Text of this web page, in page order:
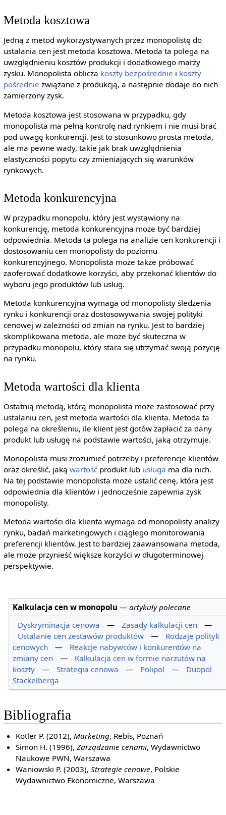
Metoda kosztowa
Jedną z metod wykorzystywanych przez monopolistę do
ustalania cen jest metoda kosztowa. Metoda ta polega na
uwzględnieniu kosztów produkcji i dodatkowego marży
zysku. Monopolista oblicza koszty bezpośrednie i koszty
pośrednie związane z produkcją, a następnie dodaje do nich
zamierzony zysk.
Metoda kosztowa jest stosowana w przypadku, gdy
monopolista ma pełną kontrolę nad rynkiem i nie musi brać
pod uwagę konkurencji. Jest to stosunkowo prosta metoda,
ale ma pewne wady, takie jak brak uwzględnienia
elastyczności popytu czy zmieniających się warunków
rynkowych.
Metoda konkurencyjna
W przypadku monopolu, który jest wystawiony na
konkurencję, metoda konkurencyjna może być bardziej
odpowiednia. Metoda ta polega na analizie cen konkurencji i
dostosowaniu cen monopolisty do poziomu
konkurencyjnego. Monopolista może także próbować
zaoferować dodatkowe korzyści, aby przekonać klientów do
wyboru jego produktów lub usług.
Metoda konkurencyjna wymaga od monopolisty śledzenia
rynku i konkurencji oraz dostosowywania swojej polityki
cenowej w zależności od zmian na rynku. Jest to bardziej
skomplikowana metoda, ale może być skuteczna w
przypadku monopolu, który stara się utrzymać swoją pozycję
na rynku.
Metoda wartości dla klienta
Ostatnią metodą, którą monopolista może zastosować przy
ustalaniu cen, jest metoda wartości dla klienta. Metoda ta
polega na określeniu, ile klient jest gotów zapłacić za dany
produkt lub usługę na podstawie wartości, jaką otrzymuje.
Monopolista musi zrozumieć potrzeby i preferencje klientów
oraz określić, jaką wartośćprodukt lub usługa ma dla nich.
Na tej podstawie monopolista może ustalić cenę, która jest
odpowiednia dla klientów i jednocześnie zapewnia zysk
monopolisty.
Metoda wartości dla klienta wymaga od monopolisty analizy
rynku, badań marketingowych i ciągłego monitorowania
preferencji klientów. Jest to bardziej zaawansowana metoda,
ale może przynieść większe korzyści w długoterminowej
perspektywie.
Kalkulacja cen w monopolu —artykuły polecane
Dyskryminacja cenowa
— Zasady kalkulacji cen
—
Ustalanie cen zestawów produktów
—
Rodzaje polityk
cenowych
—
Reakcje nabywców i konkurentów na
zmiany cen
—
Kalkulacja cen w formie narzutów na
koszty
— Strategia cenowa — Polipol —
Duopol
Stackelberga
Bibliografia
Kotler P. (2012),Marketing, Rebis, Poznań
Simon H. (1996),Zarządzanie cenami, Wydawnictwo
Naukowe PWN, Warszawa
Waniowski P. (2003),Strategie cenowe, Polskie
Wydawnictwo Ekonomiczne, Warszawa